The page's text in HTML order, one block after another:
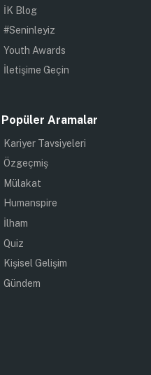
İK Blog
#Seninleyiz
Youth Awards
İletişime Geçin
Popüler Aramalar
Kariyer Tavsiyeleri
Özgeçmiş
Mülakat
Humanspire
İlham
Quiz
Kişisel Gelişim
Gündem